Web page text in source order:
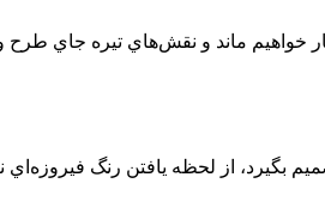
خواهيم ماند و نقش‌هاي تيره جاي
بگيرد، از لحظه يافتن رنگ فيروزه‌اي